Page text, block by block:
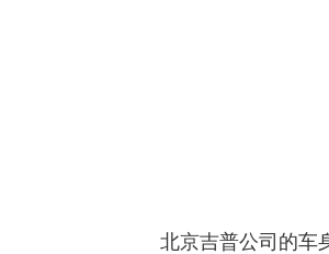
北京吉普公司的车身